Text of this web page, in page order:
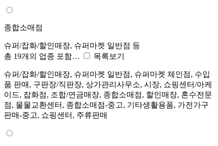
종합소매점
슈퍼/잡화/할인매장, 슈퍼마켓 일반점 등
총 19개의 업종 포함…
목록보기
슈퍼/잡화/할인매장, 슈퍼마켓 일반점, 슈퍼마켓 체인점, 수입
품 판매, 구판장/직판장, 상가관리사무소, 시장, 쇼핑센터/아케
이드, 잡화점, 조합/연금매장, 종합소매점, 할인매장, 혼수전문
점, 물물교환센터, 종합소매점-중고, 기타생활용품, 가전가구
판매-중고, 쇼핑센터, 주류판매